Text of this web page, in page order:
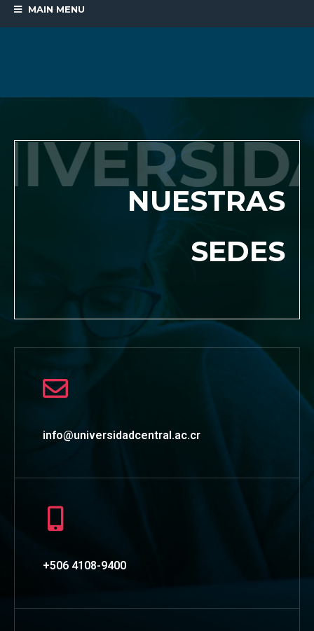
MAIN MENU
NUESTRAS
SEDES
info@universidadcentral.ac.cr
+506 4108-9400